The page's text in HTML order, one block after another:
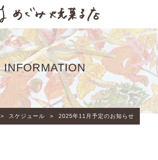
INFORMATION
> スケジュール > 2025年11月予定のお知らせ